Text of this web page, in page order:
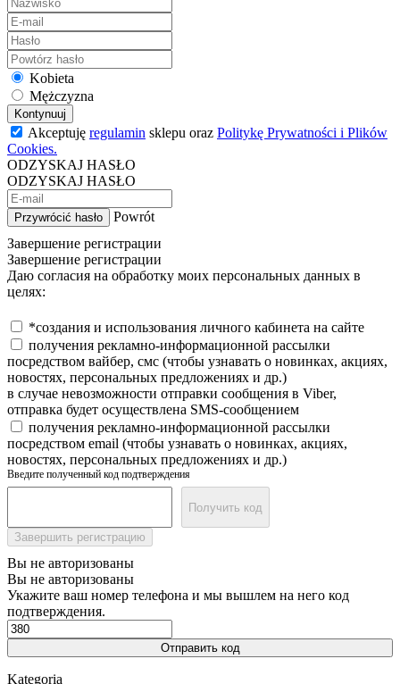
Kobieta
Mężczyzna
Kontynuuj
Akceptuję regulamin sklepu oraz Politykę Prywatności i Plików
Cookies.
ODZYSKAJ HASŁO
ODZYSKAJ HASŁO
Przywrócić hasło
Powrót
Завершение регистрации
Завершение регистрации
Даю согласия на обработку моих персональных данных в
целях:
*создания и использования личного кабинета на сайте
получения рекламно-информационной рассылки
посредством вайбер, смс (чтобы узнавать о новинках, акциях,
новостях, персональных предложениях и др.)
в случае невозможности отправки сообщения в Viber,
отправка будет осуществлена SMS-сообщением
получения рекламно-информационной рассылки
посредством email (чтобы узнавать о новинках, акциях,
новостях, персональных предложениях и др.)
Введите полученный код подтверждения
Получить код
Завершить регистрацию
Вы не авторизованы
Вы не авторизованы
Укажите ваш номер телефона и мы вышлем на него код
подтверждения.
Отправить код
Kategoria